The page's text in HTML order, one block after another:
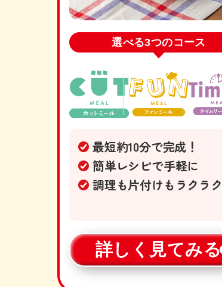
選べる3つのコース
最短約10分で完成！
簡単レシピで手軽に
調理も片付けもラクラク
詳しく見てみる